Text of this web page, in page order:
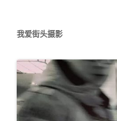
我爱街头摄影